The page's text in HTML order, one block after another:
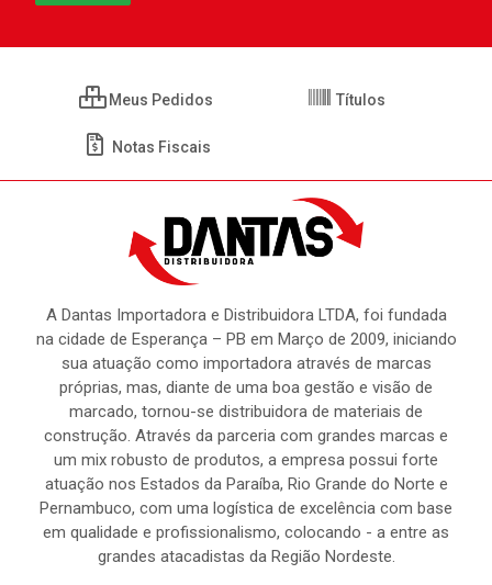
Meus Pedidos Títulos
Notas Fiscais
A Dantas Importadora e Distribuidora LTDA, foi fundada
na cidade de Esperança – PB em Março de 2009, iniciando
sua atuação como importadora através de marcas
próprias, mas, diante de uma boa gestão e visão de
marcado, tornou-se distribuidora de materiais de
construção. Através da parceria com grandes marcas e
um mix robusto de produtos, a empresa possui forte
atuação nos Estados da Paraíba, Rio Grande do Norte e
Pernambuco, com uma logística de excelência com base
em qualidade e profissionalismo, colocando - a entre as
grandes atacadistas da Região Nordeste.